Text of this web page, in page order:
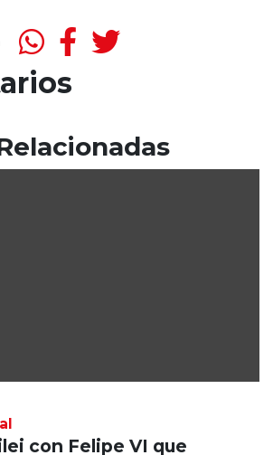
con Felipe VI que